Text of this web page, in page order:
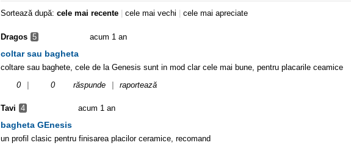
Sortează după: cele mai recente cele mai vechi cele mai apreciate
Dragos 5 acum 1 an
coltar sau bagheta
coltare sau baghete, cele de la Genesis sunt in mod clar cele mai bune, pentru placarile ceamice
0
0 răspunde raportează
Tavi 4 acum 1 an
bagheta GEnesis
un profil clasic pentru finisarea placilor ceramice, recomand